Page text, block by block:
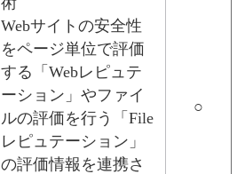
Webサイトの安全性
をページ単位で評価
する「Webレピュテ
ーション」やファイ
ルの評価を行う「File
レピュテーション」
の評価情報を連携さ
○